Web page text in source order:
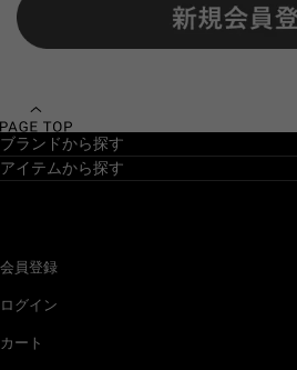
ブランドから探す
アイテムから探す
会員登録
ログイン
カート